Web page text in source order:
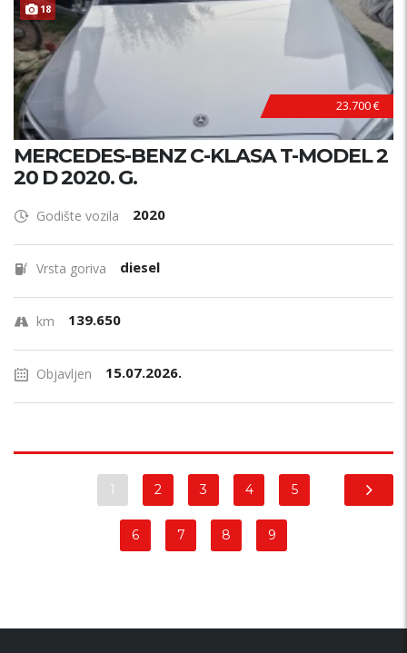
18
23.700 €
MERCEDES-BENZ C-KLASA T-MODEL 2
20 D 2020. G.
Godište vozila 2020
Vrsta goriva diesel
km 139.650
Objavljen 15.07.2026.
1 2 3 4 5
6 7 8 9